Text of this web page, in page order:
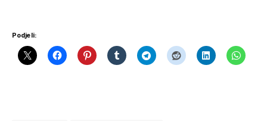
Podjeli: